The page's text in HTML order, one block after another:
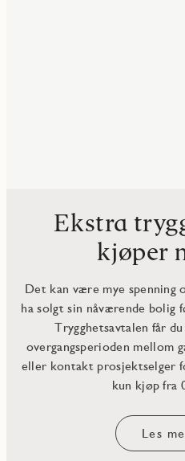
Ekstra
kjøper
Det kan være mye
ha solgt sin nåværende bolig
Trygghetsavtalen får
overgangsperioden mellom
eller kontakt prosjektselger
kun kjøp fra
Les